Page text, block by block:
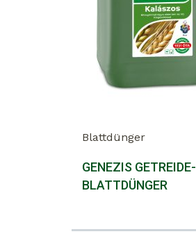
Blattdünger
GENEZIS GETREIDE-
BLATTDÜNGER